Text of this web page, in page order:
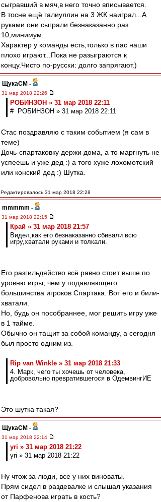
сыгравший в мяч,в него точно вписывается.
В тосне ещё галиуллин на 3 ЖК наиграл...А
руками они сыграли безнаказанно раз
10,минимум.
Характер у команды есть,только в пас наши
плохо играют...Пока не разыграются к
концу.Чисто по-русски: долго запрягают.)
ЩукаСМ -
31 мар 2018 22:26
РОБИНЗОН » 31 мар 2018 22:11
# РОБИНЗОН » 31 мар 2018 22:11
Стас поздравляю с таким событием (я сам в
теме)
Дочь-спартаковку держи дома, а то маргнуть не
успеешь и уже дед :) а того хуже лохомотский
или конский дед :) Шутка.
Редактировалось 31 мар 2018 22:28
mmmmm -
31 мар 2018 22:15
Край » 31 мар 2018 21:57
Видел,как его безнаказанно сбивали всю
игру,хватали руками и толкали.
Его разгильдяйство всё равно стоит выше по
уровню игры, чем у подавляющего
большинства игроков Спартака. Вот его и били-
хватали.
Но, будь он пособраннее, мог решить игру уже
в 1 тайме.
Обычно он тащит за собой команду, а сегодня
был просто одним из.
Rip van Winkle » 31 мар 2018 21:33
4. Марк, чего ты хочешь от человека,
добровольно превратившегося в ОдемвингИЕ
Это шутка такая?
ЩукаСМ -
31 мар 2018 22:14
yri » 31 мар 2018 21:22
yri » 31 мар 2018 21:22
Ну чтож за люди, все у них виноваты.
Прям сидел в раздевалке и слышал указания
от Парфенова играть в кость?